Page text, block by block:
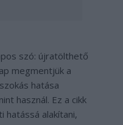
szó: újratölthető
megmentjük a
hatása
használ. Ez a cikk
hatássá alakítani,